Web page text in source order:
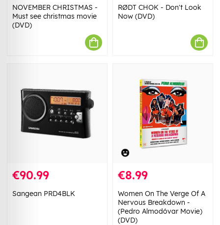
NOVEMBER CHRISTMAS -
Must see christmas movie
(DVD)
RØDT CHOK - Don't Look
Now (DVD)
€90.99
Sangean PRD4BLK
€8.99
Women On The Verge Of A
Nervous Breakdown -
(Pedro Almodóvar Movie)
(DVD)